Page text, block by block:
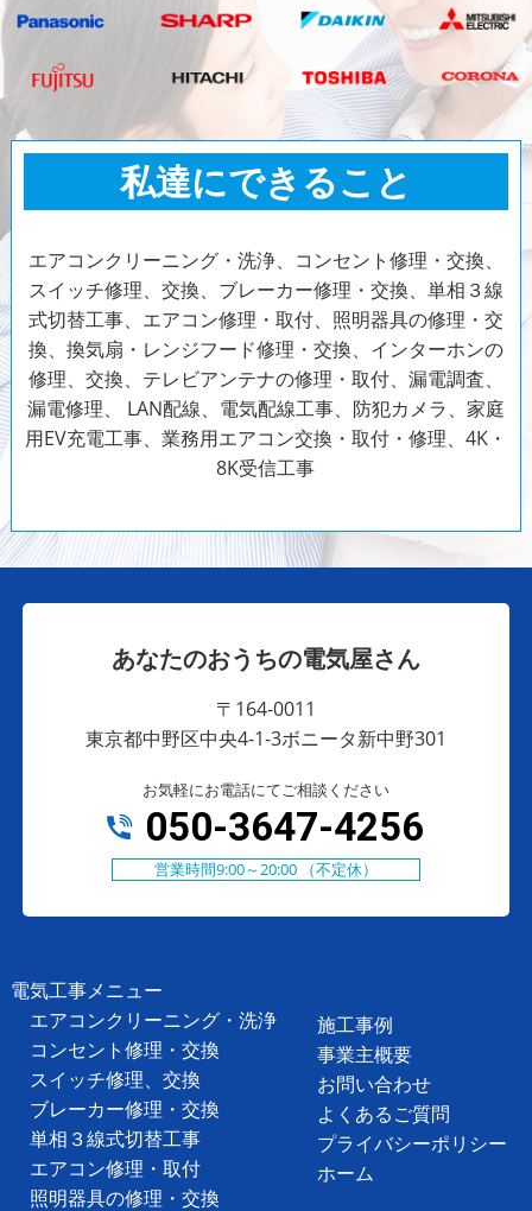
私達にできること
エアコンクリーニング・洗浄、コンセント修理・交換、
スイッチ修理、交換、ブレーカー修理・交換、単相３線
式切替工事、エアコン修理・取付、照明器具の修理・交
換、換気扇・レンジフード修理・交換、インターホンの
修理、交換、テレビアンテナの修理・取付、漏電調査、
漏電修理、 LAN配線、電気配線工事、防犯カメラ、家庭
用EV充電工事、業務用エアコン交換・取付・修理、4K・
8K受信工事
あなたのおうちの電気屋さん
〒164-0011
東京都中野区中央4-1-3ボニータ新中野301
お気軽にお電話にてご相談ください
050-3647-4256
営業時間9:00～20:00 （不定休）
電気工事メニュー
エアコンクリーニング・洗浄
コンセント修理・交換
スイッチ修理、交換
ブレーカー修理・交換
単相３線式切替工事
エアコン修理・取付
照明器具の修理・交換
施工事例
事業主概要
お問い合わせ
よくあるご質問
プライバシーポリシー
ホーム